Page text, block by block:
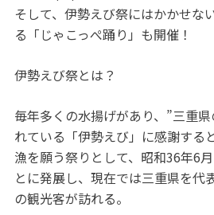
そして、伊勢えび祭にはかかせな
る「じゃこっぺ踊り」も開催！
伊勢えび祭とは？
毎年多くの水揚げがあり、”三重
れている「伊勢えび」に感謝する
漁を願う祭りとして、昭和36年6
とに発展し、現在では三重県を代
の観光客が訪れる。